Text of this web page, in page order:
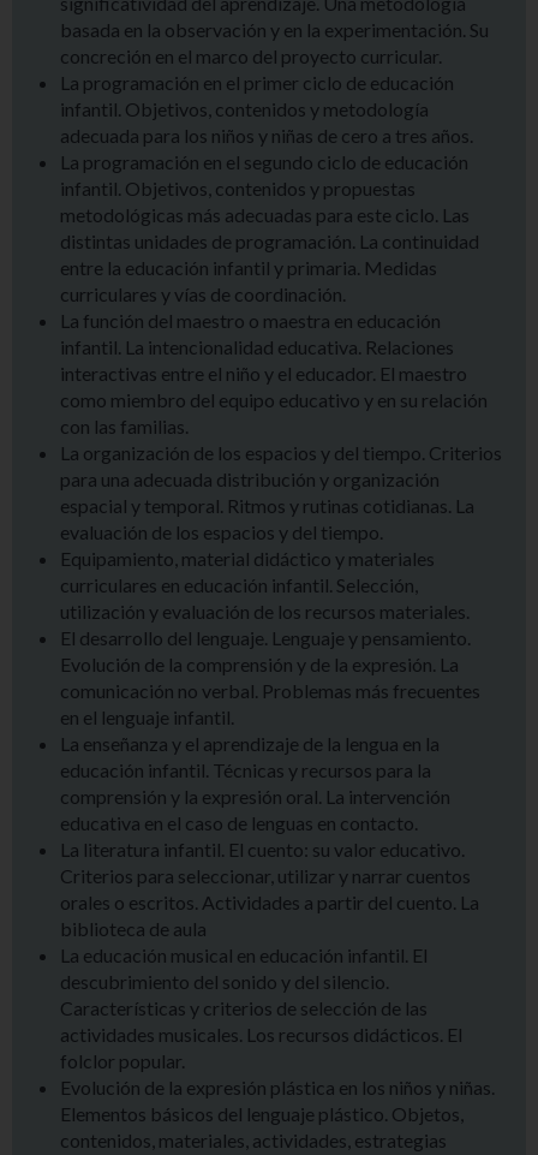
basada en la observación y en la experimentación. Su
concreción en el marco del proyecto curricular.
La programación en el primer ciclo de educación
infantil. Objetivos, contenidos y metodología
adecuada para los niños y niñas de cero a tres años.
La programación en el segundo ciclo de educación
infantil. Objetivos, contenidos y propuestas
metodológicas más adecuadas para este ciclo. Las
distintas unidades de programación. La continuidad
entre la educación infantil y primaria. Medidas
curriculares y vías de coordinación.
La función del maestro o maestra en educación
infantil. La intencionalidad educativa. Relaciones
interactivas entre el niño y el educador. El maestro
como miembro del equipo educativo y en su relación
con las familias.
La organización de los espacios y del tiempo. Criterios
para una adecuada distribución y organización
espacial y temporal. Ritmos y rutinas cotidianas. La
evaluación de los espacios y del tiempo.
Equipamiento, material didáctico y materiales
curriculares en educación infantil. Selección,
utilización y evaluación de los recursos materiales.
El desarrollo del lenguaje. Lenguaje y pensamiento.
Evolución de la comprensión y de la expresión. La
comunicación no verbal. Problemas más frecuentes
en el lenguaje infantil.
La enseñanza y el aprendizaje de la lengua en la
educación infantil. Técnicas y recursos para la
comprensión y la expresión oral. La intervención
educativa en el caso de lenguas en contacto.
La literatura infantil. El cuento: su valor educativo.
Criterios para seleccionar, utilizar y narrar cuentos
orales o escritos. Actividades a partir del cuento. La
biblioteca de aula
La educación musical en educación infantil. El
descubrimiento del sonido y del silencio.
Características y criterios de selección de las
actividades musicales. Los recursos didácticos. El
folclor popular.
Evolución de la expresión plástica en los niños y niñas.
Elementos básicos del lenguaje plástico. Objetos,
contenidos, materiales, actividades, estrategias